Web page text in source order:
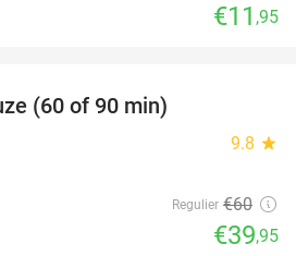
€11 ,95
(60 of 90 min)
9.8 star
Regulier €60
€39,95